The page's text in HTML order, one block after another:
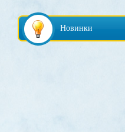
Новинки